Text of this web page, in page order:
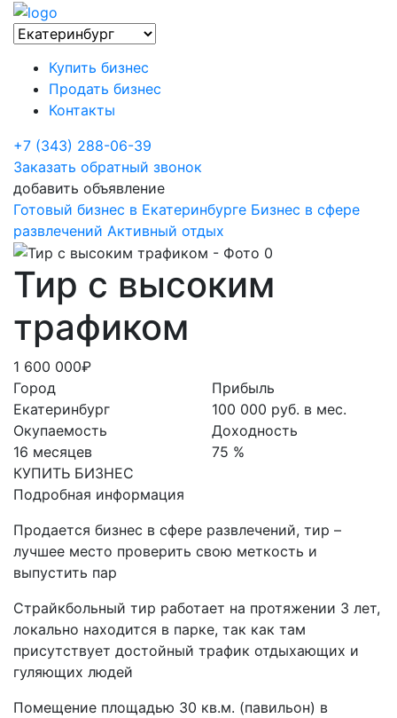
Купить бизнес
Продать бизнес
Контакты
+7 (343) 288-06-39
Заказать обратный звонок
добавить объявление
Готовый бизнес в Екатеринбурге Бизнес в сфере
развлечений Активный отдых
Тир с высоким
трафиком
1 600 000₽
Город
Екатеринбург
Окупаемость
16 месяцев
КУПИТЬ БИЗНЕС
Прибыль
100 000 руб. в мес.
Доходность
75 %
Подробная информация
Продается бизнес в сфере развлечений, тир –
лучшее место проверить свою меткость и
выпустить пар
Страйкбольный тир работает на протяжении 3 лет,
локально находится в парке, так как там
присутствует достойный трафик отдыхающих и
гуляющих людей
Помещение площадью 30 кв.м. (павильон) в